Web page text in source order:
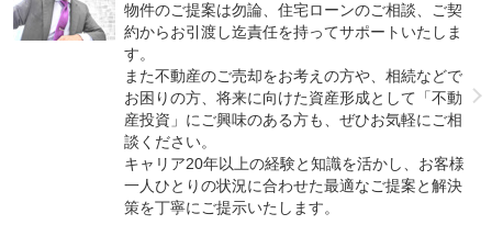
物件のご提案は勿論、住宅ローンのご相談、ご契
約からお引渡し迄責任を持ってサポートいたしま
す。
また不動産のご売却をお考えの方や、相続などで
お困りの方、将来に向けた資産形成として「不動
産投資」にご興味のある方も、ぜひお気軽にご相
談ください。
キャリア20年以上の経験と知識を活かし、お客様
一人ひとりの状況に合わせた最適なご提案と解決
策を丁寧にご提示いたします。